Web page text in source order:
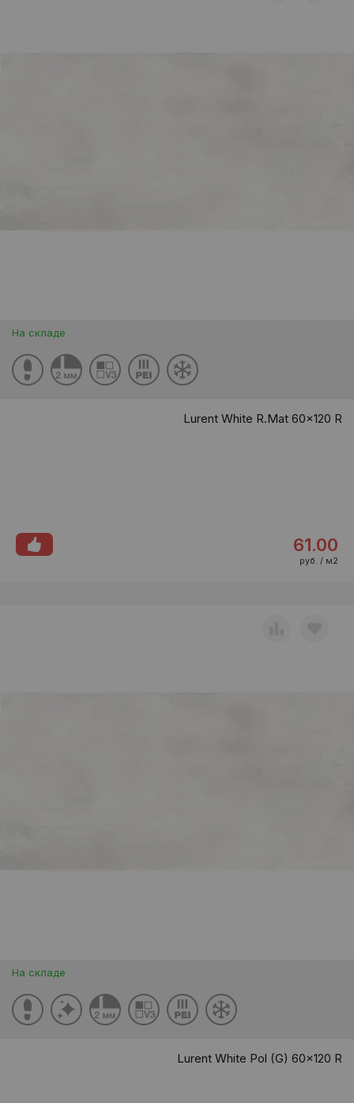
На складе
Lurent White R.Mat 60x120 R
61.00
руб. / м2
На складе
Lurent White Pol (G) 60x120 R